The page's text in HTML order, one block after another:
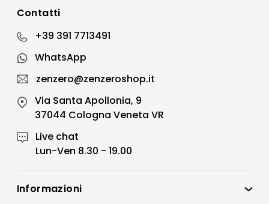
Contatti
+39 391 7713491
WhatsApp
zenzero@zenzeroshop.it
Via Santa Apollonia, 9
37044 Cologna Veneta VR
Live chat
Lun-Ven 8.30 - 19.00
Informazioni